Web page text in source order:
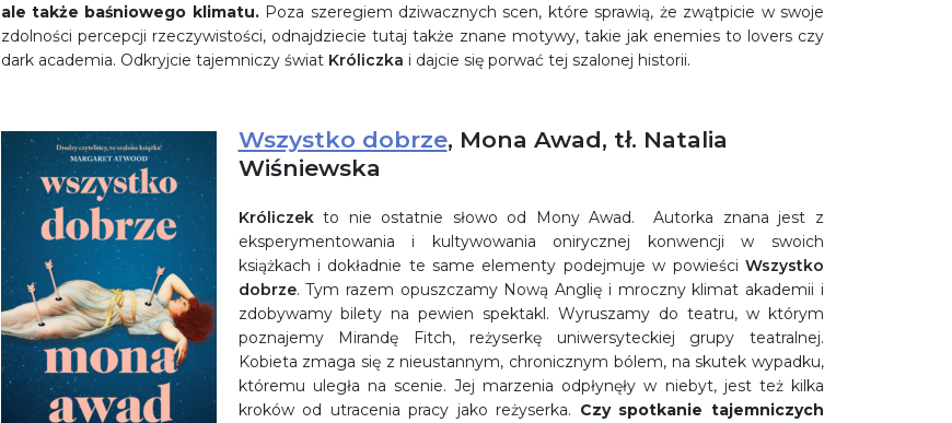
ale także baśniowego klimatu.Poza szeregiem dziwacznych scen, które sprawią, że zwątpicie w swoje
zdolności percepcji rzeczywistości, odnajdziecie tutaj także znane motywy, takie jak enemies to loversczy
dark academia. Odkryjcie tajemniczy świat Króliczka i dajcie się porwać tej szalonej historii.
Wszystko dobrze, Mona Awad, tł. Natalia
Wiśniewska
Króliczekto nie ostatnie słowo od Mony Awad. Autorka znana jest z
eksperymentowania i kultywowania onirycznej konwencji w swoich
książkach i dokładnie te same elementy podejmuje w powieści Wszystko
dobrze. Tym razem opuszczamy Nową Anglię i mroczny klimat akademii i
zdobywamy bilety na pewien spektakl. Wyruszamy do teatru, w którym
poznajemy Mirandę Fitch, reżyserkę uniwersyteckiej grupy teatralnej.
Kobieta zmaga się z nieustannym, chronicznym bólem, na skutek wypadku,
któremu uległa na scenie. Jej marzenia odpłynęły w niebyt, jest też kilka
kroków od utracenia pracy jako reżyserka. Czy spotkanie tajemniczych